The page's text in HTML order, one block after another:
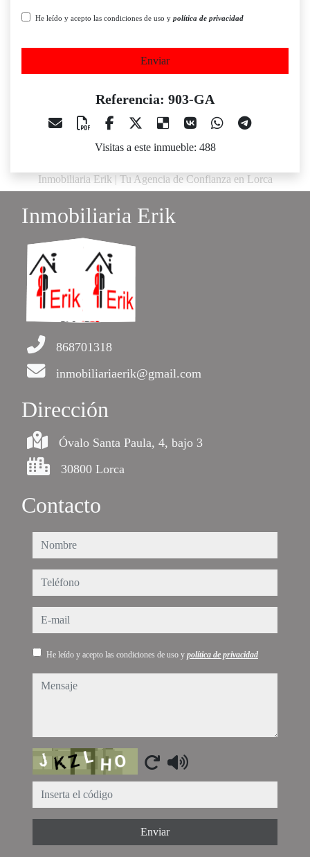
He leído y acepto las condiciones de uso y política de privacidad
Enviar
Referencia: 903-GA
Visitas a este inmueble: 488
Inmobiliaria Erik | Tu Agencia de Confianza en Lorca
Inmobiliaria Erik
868701318
inmobiliariaerik@gmail.com
Dirección
Óvalo Santa Paula, 4, bajo 3
30800 Lorca
Contacto
nombre
teléfono
e-mail
He leído y acepto las condiciones de uso y política de privacidad
mensaje
Captcha
Enviar